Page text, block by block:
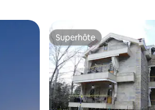
Superhôte
Superhôte